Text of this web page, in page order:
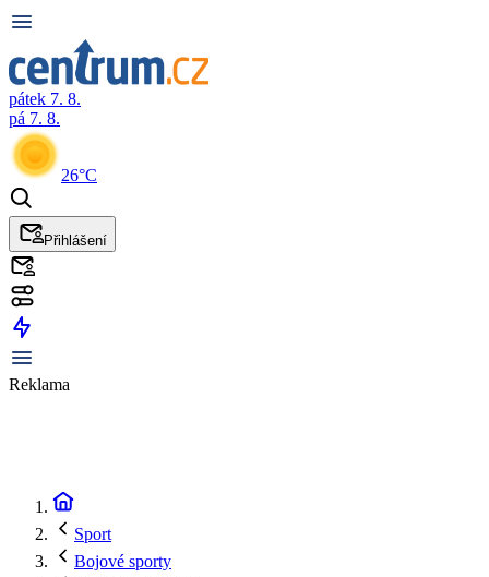
pátek 7. 8.
pá 7. 8.
26°C
Přihlášení
Reklama
Sport
Bojové sporty